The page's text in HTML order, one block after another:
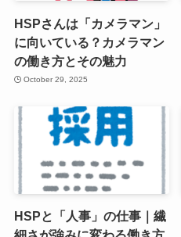
HSPさんは「カメラマン」
に向いている？カメラマン
の働き方とその魅力
October 29, 2025
HSPと「人事」の仕事｜繊